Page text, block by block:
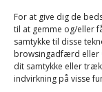
For at give dig de
til at gemme og/eller
samtykke til disse
browsingadfærd eller
dit samtykke eller
indvirkning på visse
Sengetøj
Shorts